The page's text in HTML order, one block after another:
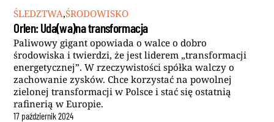
ŚLEDZTWA,ŚRODOWISKO
Orlen: Uda(wa)na transformacja
Paliwowy gigant opowiada o walce o dobro
środowiska i twierdzi, że jest liderem „transformacji
energetycznej”. W rzeczywistości spółka walczy o
zachowanie zysków. Chce korzystać na powolnej
zielonej transformacji w Polsce i stać się ostatnią
rafinerią w Europie.
17 październik2024